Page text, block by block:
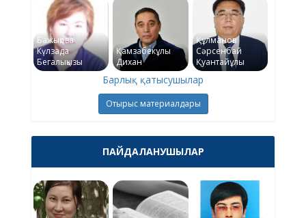
Бажықова
Күлзада
Бегалықызы
Қамзабекұлы
Дихан
Құлманов
Сәрсенбай
Қуантайұлы
Барлық қатысушылар
Отырыс материалдары
ПАЙДАЛАНУШЫЛАР